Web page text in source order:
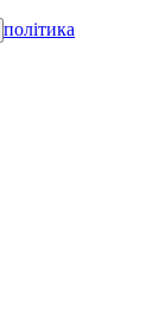
політика